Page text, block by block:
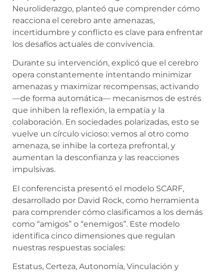
Neuroliderazgo, planteó que comprender cómo
reacciona el cerebro ante amenazas,
incertidumbre y conflicto es clave para enfrentar
los desafíos actuales de convivencia.
Durante su intervención, explicó que el cerebro
opera constantemente intentando minimizar
amenazas y maximizar recompensas, activando
—de forma automática— mecanismos de estrés
que inhiben la reflexión, la empatía y la
colaboración. En sociedades polarizadas, esto se
vuelve un círculo vicioso: vemos al otro como
amenaza, se inhibe la corteza prefrontal, y
aumentan la desconfianza y las reacciones
impulsivas.
El conferencista presentó el modelo SCARF,
desarrollado por David Rock, como herramienta
para comprender cómo clasificamos a los demás
como “amigos” o “enemigos”. Este modelo
identifica cinco dimensiones que regulan
nuestras respuestas sociales:
Estatus, Certeza, Autonomía, Vinculación y